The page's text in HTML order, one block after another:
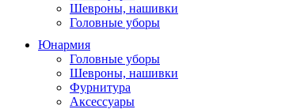
Шевроны, нашивки
Головные уборы
Юнармия
Головные уборы
Шевроны, нашивки
Фурнитура
Аксессуары